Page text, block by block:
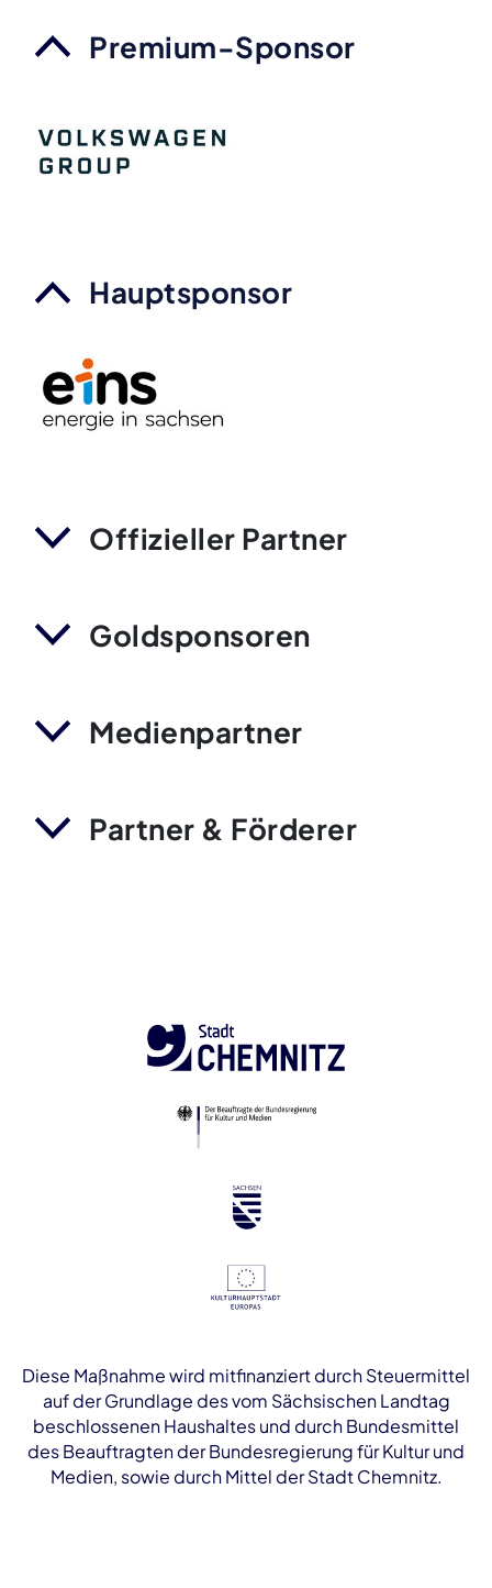
Premium-Sponsor
Hauptsponsor
Offizieller Partner
Goldsponsoren
Medienpartner
Partner & Förderer
Diese Maßnahme wird mitfinanziert durch Steuermittel
auf der Grundlage des vom Sächsischen Landtag
beschlossenen Haushaltes und durch Bundesmittel
des Beauftragten der Bundesregierung für Kultur und
Medien, sowie durch Mittel der Stadt Chemnitz.